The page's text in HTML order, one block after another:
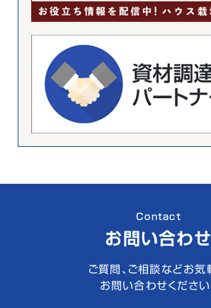
Contact
お問い合わせ
ご質問、ご相談などお気
お問い合わせください